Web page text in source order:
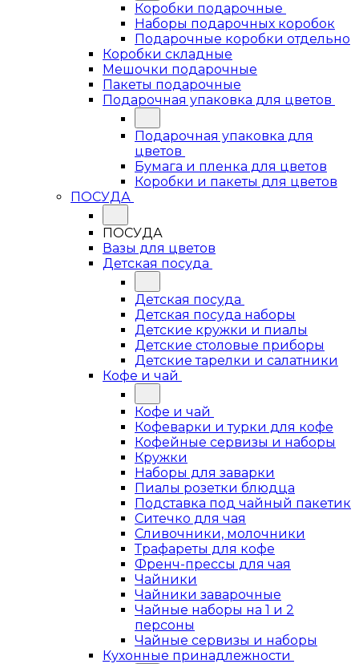
Коробки подарочные
Наборы подарочных коробок
Подарочные коробки отдельно
Коробки складные
Мешочки подарочные
Пакеты подарочные
Подарочная упаковка для цветов
Подарочная упаковка для
цветов
Бумага и пленка для цветов
Коробки и пакеты для цветов
ПОСУДА
ПОСУДА
Вазы для цветов
Детская посуда
Детская посуда
Детская посуда наборы
Детские кружки и пиалы
Детские столовые приборы
Детские тарелки и салатники
Кофе и чай
Кофе и чай
Кофеварки и турки для кофе
Кофейные сервизы и наборы
Кружки
Наборы для заварки
Пиалы розетки блюдца
Подставка под чайный пакетик
Ситечко для чая
Сливочники, молочники
Трафареты для кофе
Френч-прессы для чая
Чайники
Чайники заварочные
Чайные наборы на 1 и 2
персоны
Чайные сервизы и наборы
Кухонные принадлежности